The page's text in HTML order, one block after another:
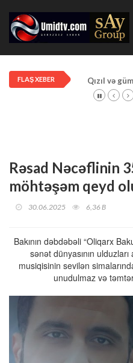
FLAŞ XEBER Qızıl və
Rəsad Nəcəflinin
möhtəşəm qeyd
30.06.2025 6,36 B
Bakının dəbdəbəli “Oliqarx
sənət dünyasının
musiqisinin sevilən
unudulmaz və